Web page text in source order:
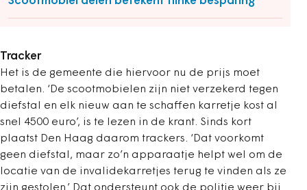
Tracker
Het is de gemeente die hiervoor nu de prijs moet
betalen. ‘De scootmobielen zijn niet verzekerd tegen
diefstal en elk nieuw aan te schaffen karretje kost al
snel 4500 euro’, is te lezen in de krant. Sinds kort
plaatst Den Haag daarom trackers. ‘Dat voorkomt
geen diefstal, maar zo’n apparaatje helpt wel om de
locatie van de invalidekarretjes terug te vinden als ze
zijn gestolen.’ Dat ondersteunt ook de politie weer bij